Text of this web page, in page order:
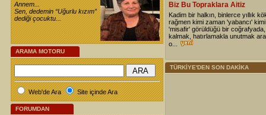
Annem...
Sen, dedemin “Uğurlu kızım”
dediği çocuktu...
ARAMA MOTORU
Web'de Ara Site içinde Ara
FORUMDAN
Biz Bu Topraklara Aitiz
Kadim bir halkın, binlerce yıllık
rağmen kimi zaman 'yabancı'
'misafir' görüldüğü bir
kalmak, hatırlamakla unutmak
o...
TÜRKİYE'DEN SON DAKİKA